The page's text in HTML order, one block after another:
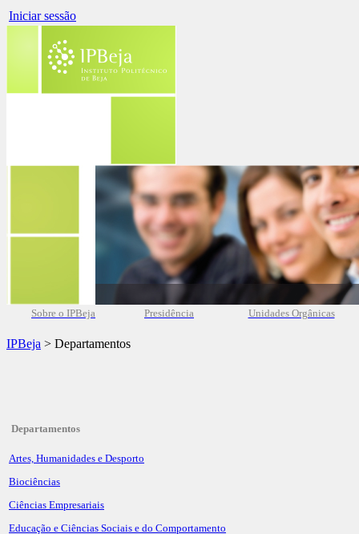
Iniciar sessão
Sobre o IPBeja Presidência Unidades Orgânicas
IPBeja > Departamentos
Departamentos
Artes, Humanidades e Desporto
Biociências
Ciências Empresariais
Educação e Ciências Sociais e do Comportamento